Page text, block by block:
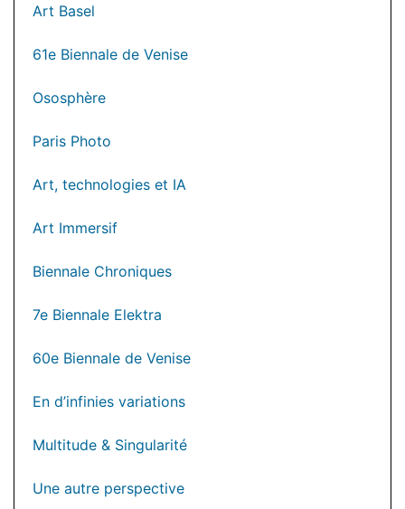
Art Basel
61e Biennale de Venise
Ososphère
Paris Photo
Art, technologies et IA
Art Immersif
Biennale Chroniques
7e Biennale Elektra
60e Biennale de Venise
En d’infinies variations
Multitude & Singularité
Une autre perspective